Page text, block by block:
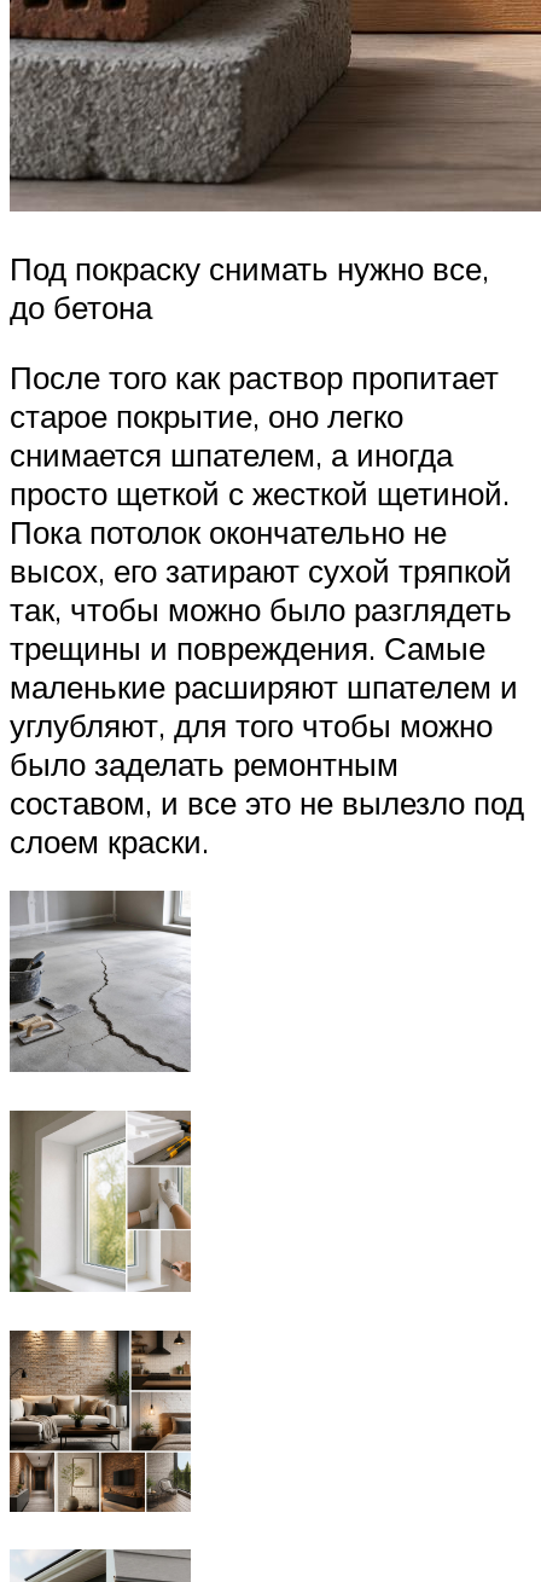
Под покраску снимать нужно все,
до бетона
После того как раствор пропитает
старое покрытие, оно легко
снимается шпателем, а иногда
просто щеткой с жесткой щетиной.
Пока потолок окончательно не
высох, его затирают сухой тряпкой
так, чтобы можно было разглядеть
трещины и повреждения. Самые
маленькие расширяют шпателем и
углубляют, для того чтобы можно
было заделать ремонтным
составом, и все это не вылезло под
слоем краски.